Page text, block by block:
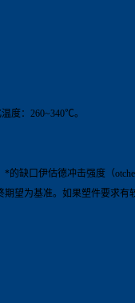
度：260~340℃。
口伊估德冲击强度（
望为基准。如果塑件要求